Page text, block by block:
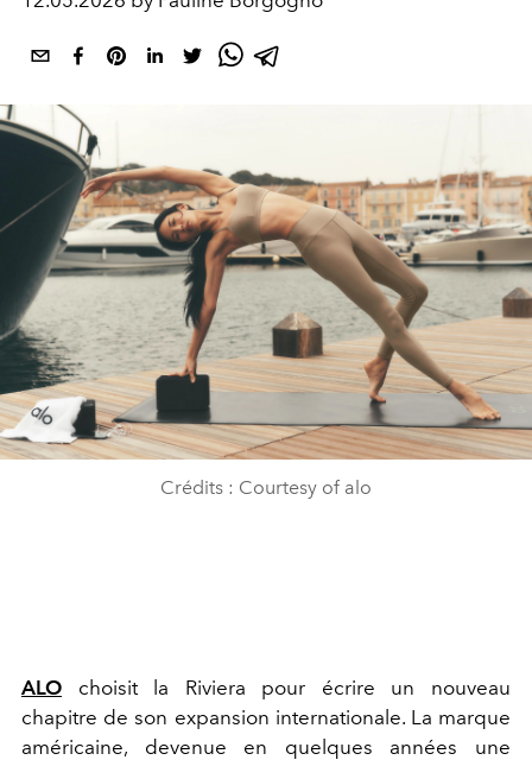
Crédits : Courtesy of alo
ALO choisit la Riviera pour écrire un nouveau
chapitre de son expansion internationale. La marque
américaine, devenue en quelques années une